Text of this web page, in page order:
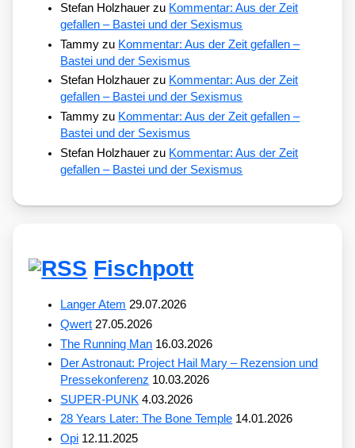
Stefan Holzhauer zu Kommentar: Aus der Zeit
gefallen – Bastei und der Sexismus
Tammy zu Kommentar: Aus der Zeit gefallen –
Bastei und der Sexismus
Stefan Holzhauer zu Kommentar: Aus der Zeit
gefallen – Bastei und der Sexismus
Tammy zu Kommentar: Aus der Zeit gefallen –
Bastei und der Sexismus
Stefan Holzhauer zu Kommentar: Aus der Zeit
gefallen – Bastei und der Sexismus
Fischpott
Langer Atem 29.07.2026
Qwert 27.05.2026
The Running Man 16.03.2026
Der Astronaut: Project Hail Mary – Rezension und
Pressekonferenz 10.03.2026
SUPER-PUNK 4.03.2026
28 Years Later: The Bone Temple 14.01.2026
Opi 12.11.2025